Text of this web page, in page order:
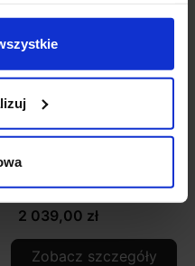
LE43309 lampa
wisząca 49W
2 039,00 zł
Zobacz szczegóły